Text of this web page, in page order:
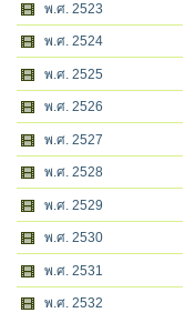
พ.ศ. 2523
พ.ศ. 2524
พ.ศ. 2525
พ.ศ. 2526
พ.ศ. 2527
พ.ศ. 2528
พ.ศ. 2529
พ.ศ. 2530
พ.ศ. 2531
พ.ศ. 2532